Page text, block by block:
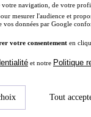
navigation, de votre
mesurer l'audience et
vos données par Google
votre consentement en
et notre Politique
Tout